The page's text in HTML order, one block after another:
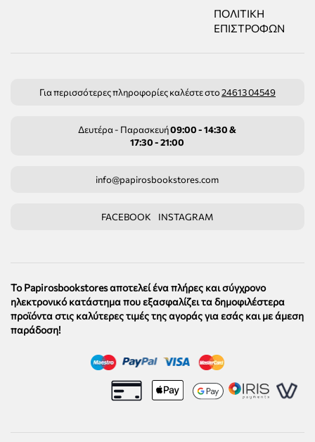
ΠΟΛΙΤΙΚΉ
ΕΠΙΣΤΡΟΦΏΝ
Για περισσότερες πληροφορίες καλέστε στο24613 04549
Δευτέρα - Παρασκευή09:00 - 14:30 &
17:30 - 21:00
info@papirosbookstores.com
FACEBOOK INSTAGRAM
Το Papirosbookstores αποτελεί ένα πλήρες και σύγχρονο
ηλεκτρονικό κατάστημα που εξασφαλίζει τα δημοφιλέστερα
προϊόντα στις καλύτερες τιμές της αγοράς για εσάς και με άμεση
παράδοση!